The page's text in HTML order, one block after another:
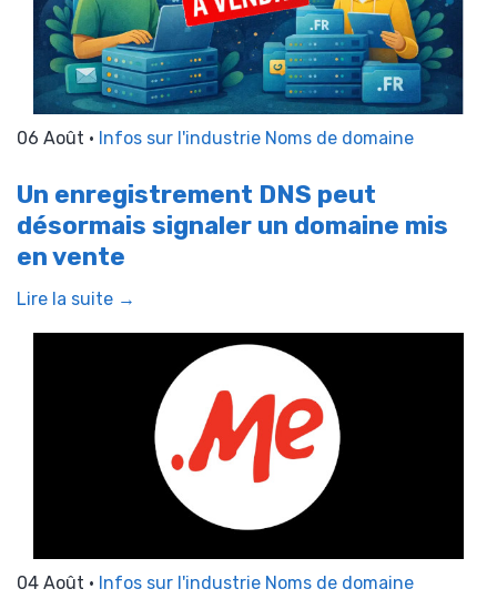
06 Août • Infos sur l'industrie Noms de domaine
Un enregistrement DNS peut
désormais signaler un domaine mis
en vente
Lire la suite →
04 Août • Infos sur l'industrie Noms de domaine